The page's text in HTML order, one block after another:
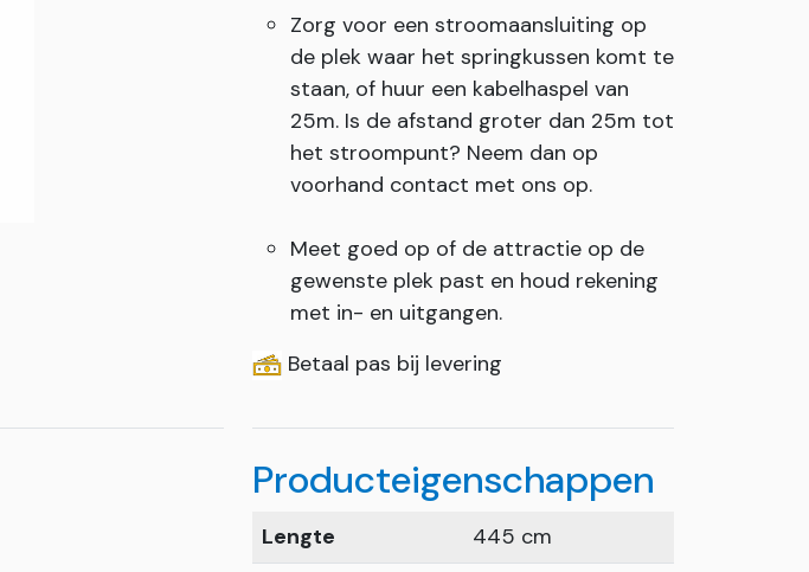
Zorg voor een stroomaansluiting op
de plek waar het springkussen komt te
staan, of huur een kabelhaspel van
25m. Is de afstand groter dan 25m tot
het stroompunt? Neem dan op
voorhand contact met ons op.
Meet goed op of de attractie op de
gewenste plek past en houd rekening
met in- en uitgangen.
Betaal pas bij levering
Producteigenschappen
Lengte
445 cm